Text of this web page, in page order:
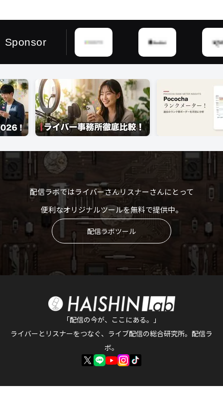
Sponsor
配信ラボではライバーさんリスナーさんにとって
便利なオリジナルツールを無料で提供中。
配信ラボツール
「配信の今が、ここにある。」
ライバーとリスナーをつなぐ、ライブ配信の総合研究所。配信ラ
ボ。